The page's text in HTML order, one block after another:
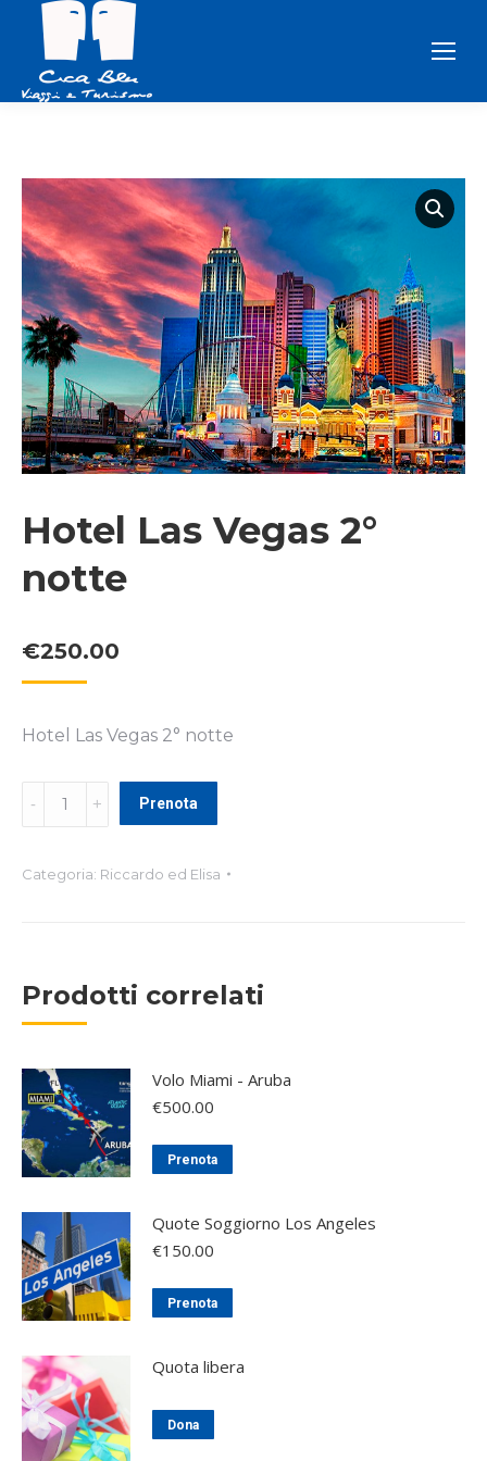
Hotel Las Vegas 2°
notte
€250.00
Hotel Las Vegas 2° notte
Hotel
2°
Prenota
Categoria: Riccardo ed Elisa
Prodotti correlati
Volo Miami - Aruba
€500.00
Prenota
Quote Soggiorno Los Angeles
€150.00
Prenota
Quota libera
Dona